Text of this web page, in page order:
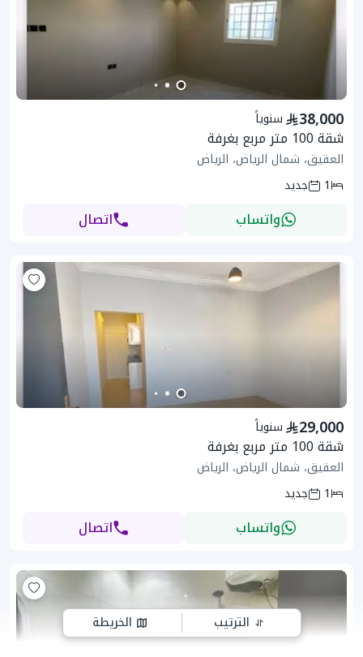
الترتيب الخريطة
سنوياً 38,000
شقة 100 متر مربع بغرفة
العقيق، شمال الرياض، الرياض
1
جديد
واتساب اتصال
سنوياً 29,000
شقة 100 متر مربع بغرفة
العقيق، شمال الرياض، الرياض
1
جديد
واتساب اتصال